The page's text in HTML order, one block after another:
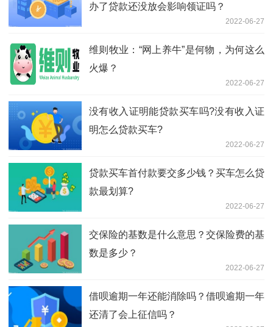
办了贷款还没放会影响领证吗？
2022-06-27
维则牧业：“网上养牛”是何物，为何这么
火爆？
2022-06-27
没有收入证明能贷款买车吗?没有收入证
明怎么贷款买车?
2022-06-27
贷款买车首付款要交多少钱？买车怎么贷
款最划算?
2022-06-27
交保险的基数是什么意思？交保险费的基
数是多少？
2022-06-27
借呗逾期一年还能消除吗？借呗逾期一年
还清了会上征信吗？